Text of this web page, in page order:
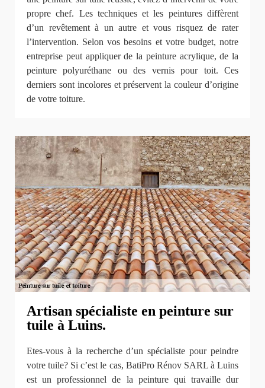
propre chef. Les techniques et les peintures diffèrent
d’un revêtement à un autre et vous risquez de rater
l’intervention. Selon vos besoins et votre budget, notre
entreprise peut appliquer de la peinture acrylique, de la
peinture polyuréthane ou des vernis pour toit. Ces
derniers sont incolores et préservent la couleur d’origine
de votre toiture.
Artisan spécialiste en peinture sur
tuile à Luins.
Etes-vous à la recherche d’un spécialiste pour peindre
votre tuile? Si c’est le cas, BatiPro Rénov SARL à Luins
est un professionnel de la peinture qui travaille dur